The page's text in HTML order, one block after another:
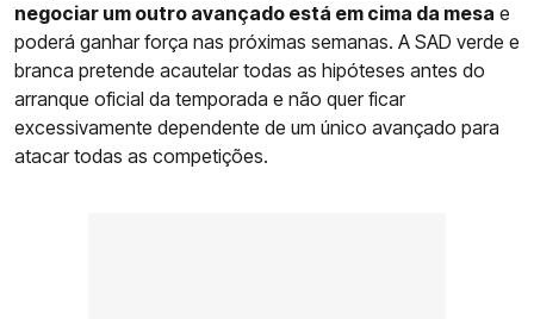
negociar um outro avançado está em cima da mesa e
poderá ganhar força nas próximas semanas. A SAD verde e
branca pretende acautelar todas as hipóteses antes do
arranque oficial da temporada e não quer ficar
excessivamente dependente de um único avançado para
atacar todas as competições.